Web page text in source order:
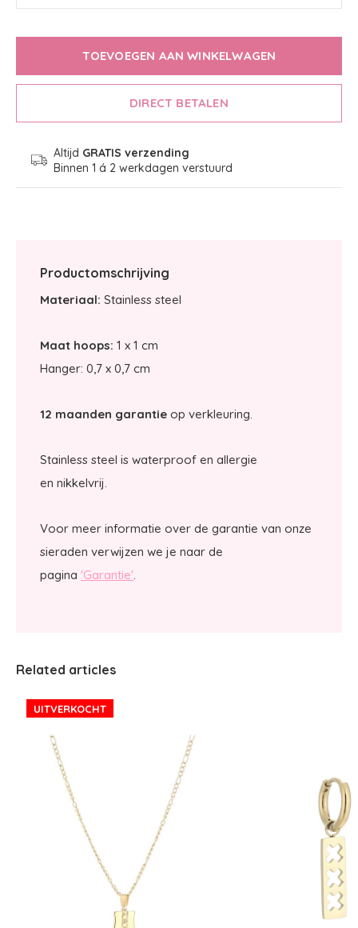
TOEVOEGEN AAN WINKELWAGEN
DIRECT BETALEN
Altijd GRATIS verzending
Binnen 1 á 2 werkdagen verstuurd
Productomschrijving
Materiaal: Stainless steel
Maat hoops: 1 x 1 cm
Hanger: 0,7 x 0,7 cm
12 maanden garantie op verkleuring.
Stainless steel is waterproof en allergie
en nikkelvrij.
Voor meer informatie over de garantie van onze
sieraden verwijzen we je naar de
pagina 'Garantie'.
Related articles
UITVERKOCHT